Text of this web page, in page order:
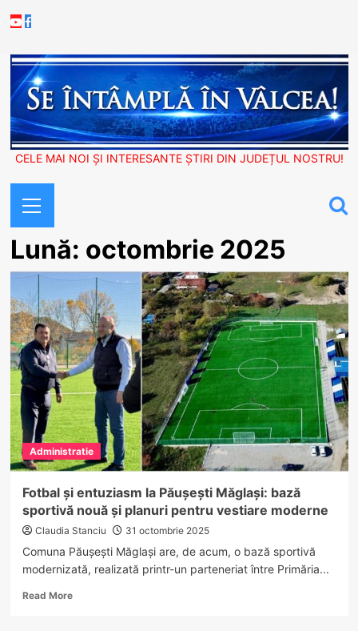
to
Youtube
Facebook
CELE MAI NOI ȘI INTERESANTE ȘTIRI DIN JUDEȚUL NOSTRU!
Menu
Lună: octombrie 2025
Administratie
Fotbal și entuziasm la Păușești Măglași: bază
sportivă nouă și planuri pentru vestiare moderne
Claudia Stanciu 31 octombrie 2025
Comuna Păușești Măglași are, de acum, o bază sportivă
modernizată, realizată printr-un parteneriat între Primăria...
Read MoreRead